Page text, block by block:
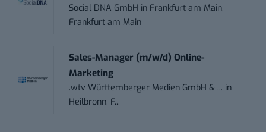
Social DNA GmbH in Frankfurt am Main,
Frankfurt am Main
Sales-Manager (m/w/d) Online-
Marketing
.wtv Württemberger Medien GmbH & ... in
Heilbronn, F...